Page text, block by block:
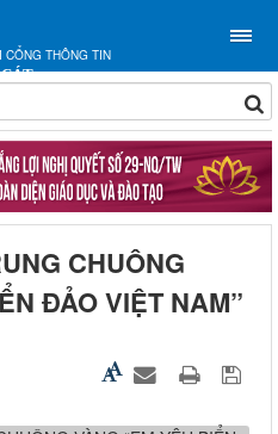
THÔNG TIN
CHUÔNG
ĐẢO VIỆT NAM”